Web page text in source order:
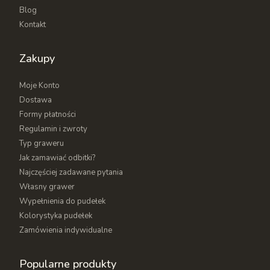
kompletowaniu zamówienia, które najlepiej
odzwierciedli charakter przyszłego właściciela.
Ciebiepudełko drewniane na wymiar
hurtowo i dla firm.
Blog
Kontakt
Zakupy
Moje Konto
Dostawa
Formy płatności
Regulamin i zwroty
Typ graweru
Jak zamawiać odbitki?
Najczęściej zadawane pytania
Własny grawer
Wypełnienia do pudełek
Kolorystyka pudełek
Zamówienia indywidualne
Popularne produkty